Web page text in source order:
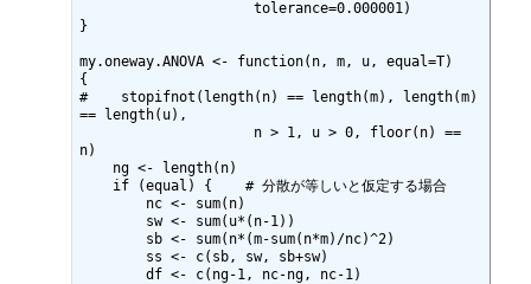
}
my.oneway.ANOVA <- function(n, m, u, equal=T)
{
#    stopifnot(length(n) == length(m), length(m)
== length(u),
n)